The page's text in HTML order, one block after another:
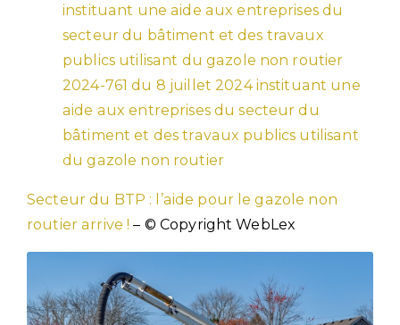
instituant une aide aux entreprises du
secteur du bâtiment et des travaux
publics utilisant du gazole non routier
2024-761 du 8 juillet 2024 instituant une
aide aux entreprises du secteur du
bâtiment et des travaux publics utilisant
du gazole non routier
Secteur du BTP : l’aide pour le gazole non
routier arrive !– © Copyright WebLex